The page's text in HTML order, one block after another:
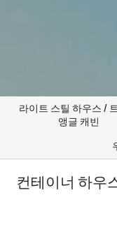
라이트 스틸 하우스 /
앵글 캐빈
컨테이너 하우